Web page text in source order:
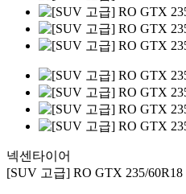
넥센타이어
[SUV 고급] RO GTX 235/60R18